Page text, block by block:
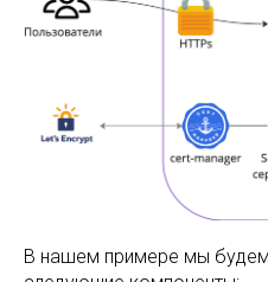
В нашем примере мы